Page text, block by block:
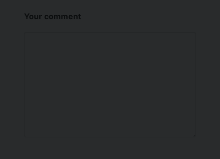
Your comment